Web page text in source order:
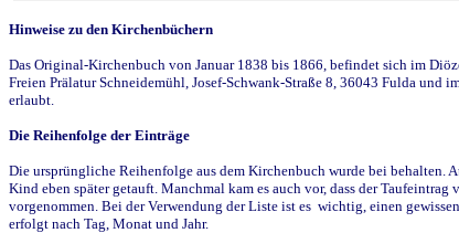
Hinweise zu den Kirchenbüchern
Das Original-Kirchenbuch von Januar 1838 bis 1866, befindet sich im
Freien Prälatur Schneidemühl, Josef-Schwank-Straße 8, 36043 Fulda und
erlaubt.
Die Reihenfolge der Einträge
Die ursprüngliche Reihenfolge aus dem Kirchenbuch wurde bei behalten.
Kind eben später getauft. Manchmal kam es auch vor, dass der
vorgenommen. Bei der Verwendung der Liste ist es wichtig, einen
erfolgt nach Tag, Monat und Jahr.